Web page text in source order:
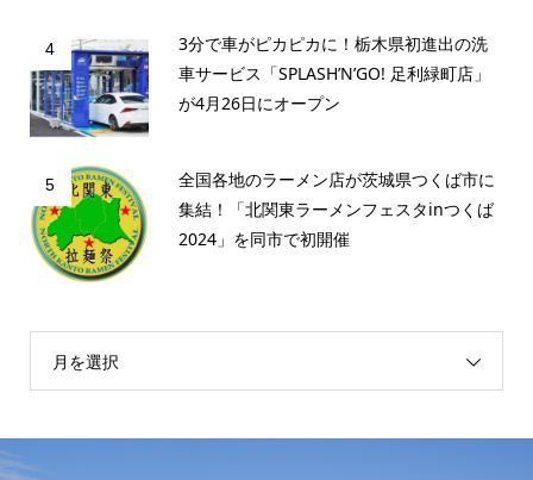
4
3分で車がピカピカに！栃木県初進出の洗
車サービス「SPLASH’N’GO! 足利緑町店」
が4月26日にオープン
5
全国各地のラーメン店が茨城県つくば市に
集結！「北関東ラーメンフェスタinつくば
2024」を同市で初開催
月を選択